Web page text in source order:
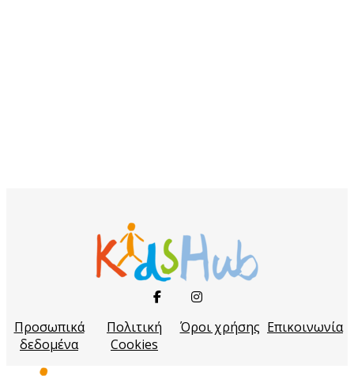
Προσωπικά
δεδομένα
Πολιτική
Cookies
Όροι χρήσης Επικοινωνία